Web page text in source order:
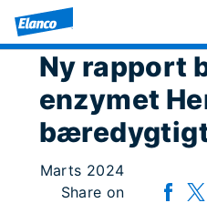
Ny rapport
enzymet
Marts 2024
Share on